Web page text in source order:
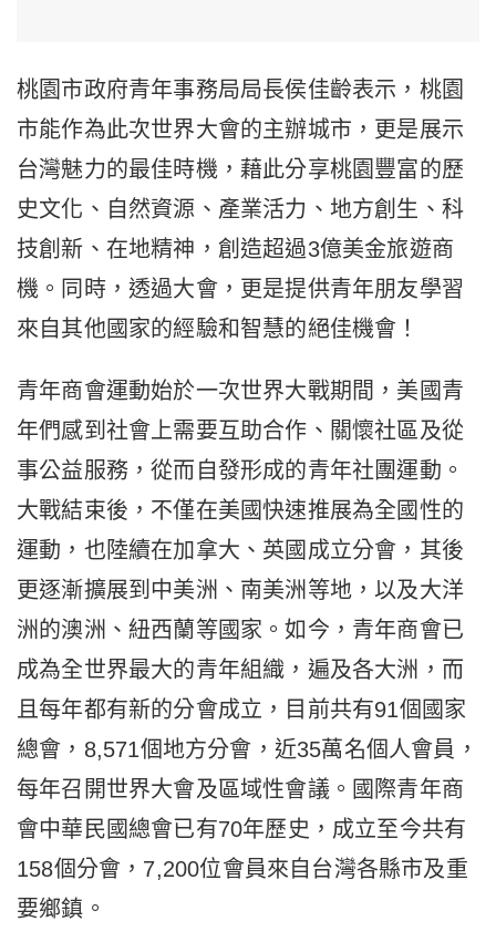
桃園市政府青年事務局局長侯佳齡表示，桃園
市能作為此次世界大會的主辦城市，更是展示
台灣魅力的最佳時機，藉此分享桃園豐富的歷
史文化、自然資源、產業活力、地方創生、科
技創新、在地精神，創造超過3億美金旅遊商
機。同時，透過大會，更是提供青年朋友學習
來自其他國家的經驗和智慧的絕佳機會！
青年商會運動始於一次世界大戰期間，美國青
年們感到社會上需要互助合作、關懷社區及從
事公益服務，從而自發形成的青年社團運動。
大戰結束後，不僅在美國快速推展為全國性的
運動，也陸續在加拿大、英國成立分會，其後
更逐漸擴展到中美洲、南美洲等地，以及大洋
洲的澳洲、紐西蘭等國家。如今，青年商會已
成為全世界最大的青年組織，遍及各大洲，而
且每年都有新的分會成立，目前共有91個國家
總會，8,571個地方分會，近35萬名個人會員，
每年召開世界大會及區域性會議。國際青年商
會中華民國總會已有70年歷史，成立至今共有
158個分會，7,200位會員來自台灣各縣市及重
要鄉鎮。